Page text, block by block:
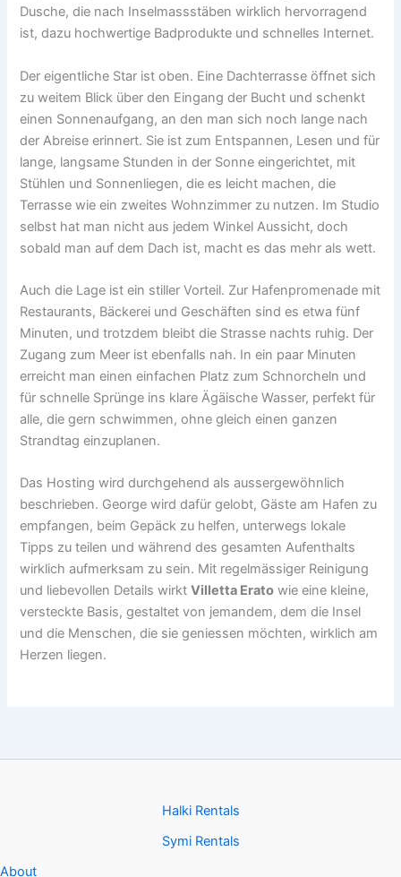
Dusche, die nach Inselmassstäben wirklich hervorragend
ist, dazu hochwertige Badprodukte und schnelles Internet.
Der eigentliche Star ist oben. Eine Dachterrasse öffnet sich
zu weitem Blick über den Eingang der Bucht und schenkt
einen Sonnenaufgang, an den man sich noch lange nach
der Abreise erinnert. Sie ist zum Entspannen, Lesen und für
lange, langsame Stunden in der Sonne eingerichtet, mit
Stühlen und Sonnenliegen, die es leicht machen, die
Terrasse wie ein zweites Wohnzimmer zu nutzen. Im Studio
selbst hat man nicht aus jedem Winkel Aussicht, doch
sobald man auf dem Dach ist, macht es das mehr als wett.
Auch die Lage ist ein stiller Vorteil. Zur Hafenpromenade mit
Restaurants, Bäckerei und Geschäften sind es etwa fünf
Minuten, und trotzdem bleibt die Strasse nachts ruhig. Der
Zugang zum Meer ist ebenfalls nah. In ein paar Minuten
erreicht man einen einfachen Platz zum Schnorcheln und
für schnelle Sprünge ins klare Ägäische Wasser, perfekt für
alle, die gern schwimmen, ohne gleich einen ganzen
Strandtag einzuplanen.
Das Hosting wird durchgehend als aussergewöhnlich
beschrieben. George wird dafür gelobt, Gäste am Hafen zu
empfangen, beim Gepäck zu helfen, unterwegs lokale
Tipps zu teilen und während des gesamten Aufenthalts
wirklich aufmerksam zu sein. Mit regelmässiger Reinigung
und liebevollen Details wirktVilletta Erato wie eine kleine,
versteckte Basis, gestaltet von jemandem, dem die Insel
und die Menschen, die sie geniessen möchten, wirklich am
Herzen liegen.
Halki Rentals
Symi Rentals
About